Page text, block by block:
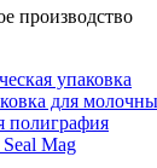
упаковка
для
полиграфия
Mag